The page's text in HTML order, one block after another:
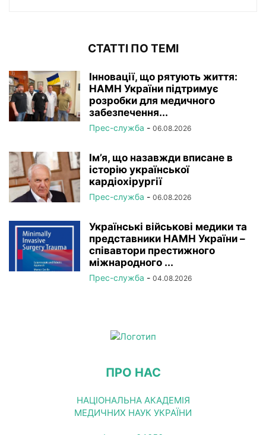
СТАТТІ ПО ТЕМІ
Інновації, що рятують життя:
НАМН України підтримує
розробки для медичного
забезпечення...
Прес-служба - 06.08.2026
Ім’я, що назавжди вписане в
історію української
кардіохірургії
Прес-служба - 06.08.2026
Українські військові медики та
представники НАМН України –
співавтори престижного
міжнародного ...
Прес-служба - 04.08.2026
ПРО НАС
НАЦІОНАЛЬНА АКАДЕМІЯ
МЕДИЧНИХ НАУК УКРАЇНИ